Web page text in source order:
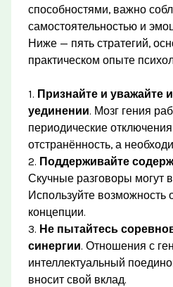
способностями, важно
самостоятельностью и
Ниже — пять стратегий,
практическом опыте
1. Признайте и уважайте
уединении. Мозг гения
периодические
отстранённость, а
2. Поддерживайте
Скучные разговоры могут
Используйте возможность
концепции.
3. Не пытайтесь
синергии. Отношения с
интеллектуальный
вносит свой вклад.